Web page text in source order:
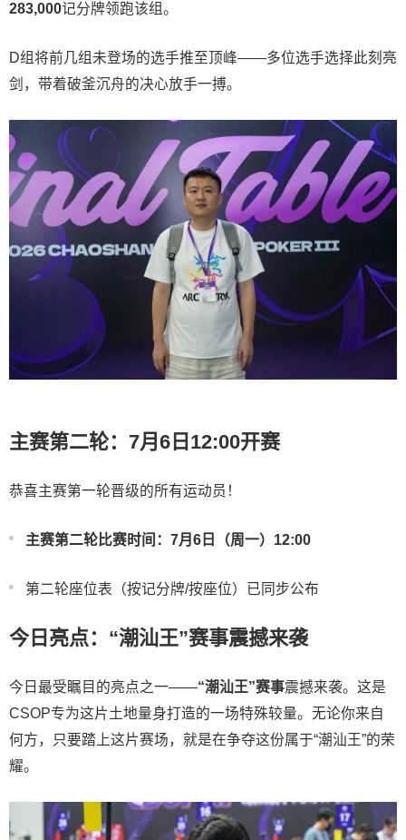
283,000记分牌领跑该组。
D组将前几组未登场的选手推至顶峰——多位选手选择此刻亮
剑，带着破釜沉舟的决心放手一搏。
主赛第二轮：7月6日12:00开赛
恭喜主赛第一轮晋级的所有运动员！
主赛第二轮比赛时间：7月6日（周一）12:00
第二轮座位表（按记分牌/按座位）已同步公布
今日亮点：“潮汕王”赛事震撼来袭
今日最受瞩目的亮点之一——“潮汕王”赛事震撼来袭。这是
CSOP专为这片土地量身打造的一场特殊较量。无论你来自
何方，只要踏上这片赛场，就是在争夺这份属于“潮汕王”的荣
耀。